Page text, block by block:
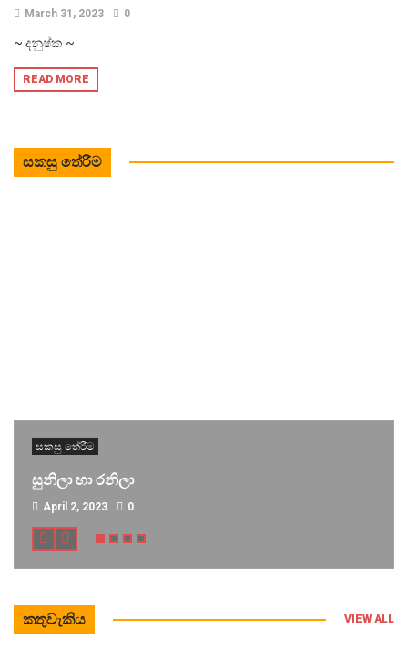
March 31, 2023 0
~ දනුෂ්ක ~
READ MORE
සකසු තේරීම
සකසු තේරීම
සුනිලා හා රනිලා
April 2, 2023 0
කතුවැකිය VIEW ALL